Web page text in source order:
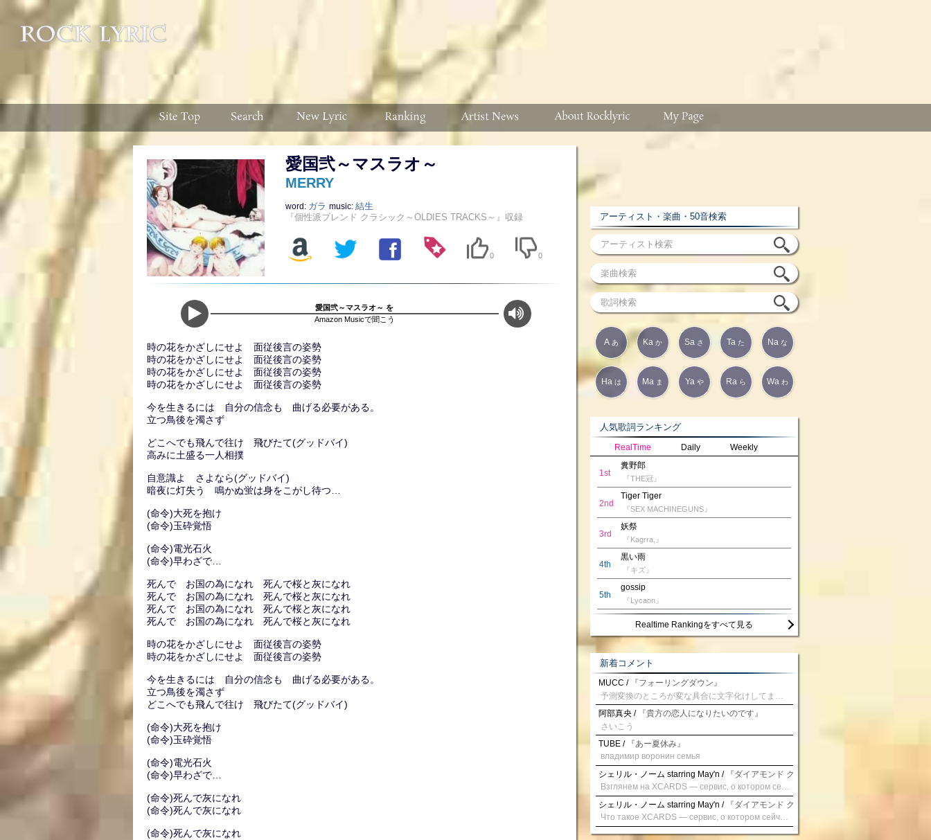
愛国弐～マスラオ～
MERRY
word: ガラ music: 結生
『個性派ブレンド クラシック～OLDIES TRACKS～』収録
0 0
愛国弐～マスラオ～ を
Amazon Musicで聞こう
時の花をかざしにせよ 面従後言の姿勢
時の花をかざしにせよ 面従後言の姿勢
時の花をかざしにせよ 面従後言の姿勢
時の花をかざしにせよ 面従後言の姿勢
今を生きるには 自分の信念も 曲げる必要がある。
立つ鳥後を濁さず
どこへでも飛んで往け 飛びたて(グッドバイ)
高みに土盛る一人相撲
自意識よ さよなら(グッドバイ)
暗夜に灯失う 鳴かぬ蛍は身をこがし待つ…
(命令)大死を抱け
(命令)玉砕覚悟
(命令)電光石火
(命令)早わざで…
死んで お国の為になれ 死んで桜と灰になれ
死んで お国の為になれ 死んで桜と灰になれ
死んで お国の為になれ 死んで桜と灰になれ
死んで お国の為になれ 死んで桜と灰になれ
時の花をかざしにせよ 面従後言の姿勢
時の花をかざしにせよ 面従後言の姿勢
今を生きるには 自分の信念も 曲げる必要がある。
立つ鳥後を濁さず
どこへでも飛んで往け 飛びたて(グッドバイ)
(命令)大死を抱け
(命令)玉砕覚悟
(命令)電光石火
(命令)早わざで…
(命令)死んで灰になれ
(命令)死んで灰になれ
(命令)死んで灰になれ
アーティスト・楽曲・50音検索
A あ Ka か Sa さ Ta た Na な
Ha は Ma ま Ya や Ra ら Wa わ
人気歌詞ランキング
RealTime Daily Weekly
1st
糞野郎
『THE冠』
2nd
Tiger Tiger
『SEX MACHINEGUNS』
3rd
妖祭
『Kagrra,』
4th
黒い雨
『キズ』
5th
gossip
『Lycaon』
Realtime Rankingをすべて見る
新着コメント
MUCC / 『フォーリングダウン』
阿部真央 / 『貴方の恋人になりたいのです』
さいこう
TUBE / 『あー夏休み』
владимир воронин семья
シェリル・ノーム starring May'n / 『ダイアモンド クレバス/射手座☆午後九時 Don't be
シェリル・ノーム starring May'n / 『ダイアモンド クレバス/射手座☆午後九時 Don't be
Что такое XCARDS — сервис, о котором сейчас говорят. Буквально на днях заметил о интересный бренд XCARDS, он помогает создавать онлайн карты чтобы управлять бюджетами. Ключевые преимущества: Выпуск занимает всего считанные минуты. Платформа даёт возможность оформить множество карт для разных целей. Есть поддержка в любое время суток включая персонального менеджера. Есть контроль без задержек — транзакции, уведомления, аналитика — всё под рукой. Возможные нюансы: Регистрация: европейская юрисдикция — желательно убедиться, что сервис можно использовать без нарушений. Финансовые условия: возможно, есть скрытые комиссии, поэтому лучше внимательно прочитать договор. Отзывы пользователей: по отзывам поддержка работает быстро. Надёжность системы: внедрены базовые меры безопасности, но всё равно советую не хранить большие суммы на карте. Вывод: В целом платформа кажется отличным помощником для маркетологов. Платформа сочетает скорость, удобство и гибкость. Как вы думаете? Пользовались ли вы XCARDS? Поделитесь опытом — будет интересно сравнить. Виртуальные карты для бизнеса